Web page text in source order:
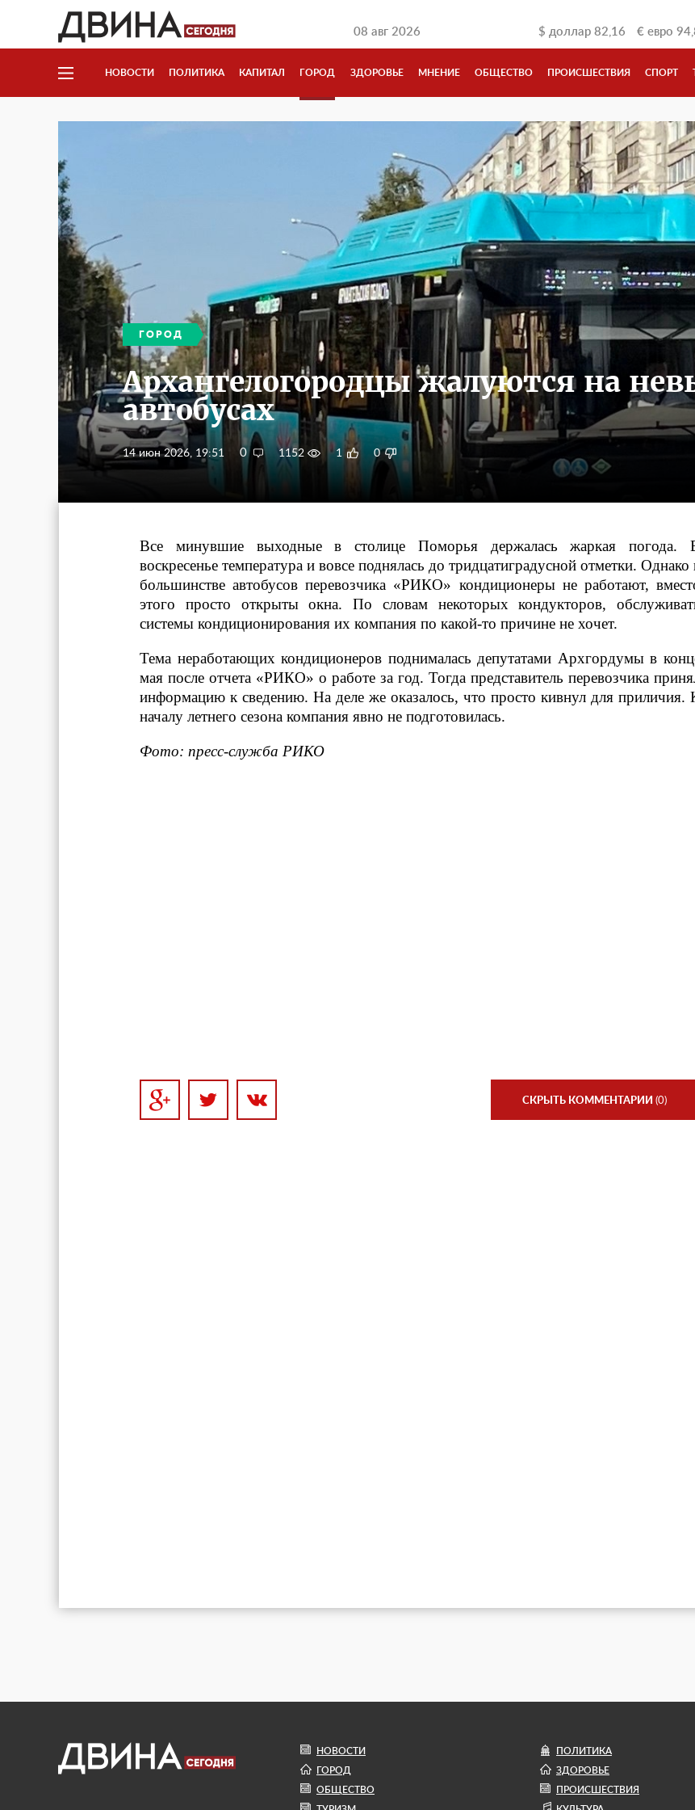
08 авг 2026 $ доллар 82,16 € евро
НОВОСТИ ПОЛИТИКА КАПИТАЛ ГОРОД ЗДОРОВЬЕ МНЕНИЕ ОБЩЕСТВО ПРОИСШЕСТВИЯ СПОРТ
ГОРОД
Архангелогородцы жалуются на
автобусах
14 июн 2026, 19:51 0 1152 1 0
Все минувшие выходные в столице Поморья держалась жаркая погода.
воскресенье температура и вовсе поднялась до тридцатиградусной отметки. Однако
большинстве автобусов перевозчика «РИКО» кондиционеры не работают,
этого просто открыты окна. По словам некоторых кондукторов,
системы кондиционирования их компания по какой-то причине не хочет.
Тема неработающих кондиционеров поднималась депутатами Архгордумы в
мая после отчета «РИКО» о работе за год. Тогда представитель перевозчика
информацию к сведению. На деле же оказалось, что просто кивнул для приличия.
началу летнего сезона компания явно не подготовилась.
Фото: пресс-служба РИКО
СКРЫТЬ КОММЕНТАРИИ (0)
НОВОСТИ ПОЛИТИКА
ГОРОД
ЗДОРОВЬЕ
ОБЩЕСТВО
ПРОИСШЕСТВИЯ